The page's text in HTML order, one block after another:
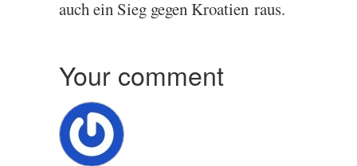
auch ein Sieg gegen Kroa­tien raus.
Your comment